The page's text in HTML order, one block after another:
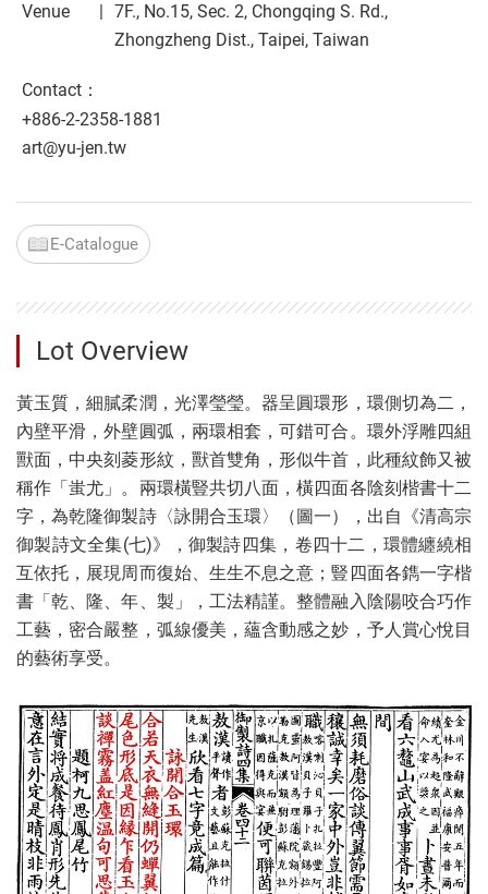
Venue
7F., No.15, Sec. 2, Chongqing S. Rd.,
Zhongzheng Dist., Taipei, Taiwan
Contact：
+886-2-2358-1881
art@yu-jen.tw
E-Catalogue
Lot Overview
黃玉質，細膩柔潤，光澤瑩瑩。器呈圓環形，環側切為二，
內壁平滑，外壁圓弧，兩環相套，可錯可合。環外浮雕四組
獸面，中央刻菱形紋，獸首雙角，形似牛首，此種紋飾又被
稱作「蚩尤」。兩環橫豎共切八面，橫四面各陰刻楷書十二
字，為乾隆御製詩〈詠開合玉環〉（圖一），出自《清高宗
御製詩文全集(七)》，御製詩四集，卷四十二，環體纏繞相
互依托，展現周而復始、生生不息之意；豎四面各鐫一字楷
書「乾、隆、年、製」，工法精謹。整體融入陰陽咬合巧作
工藝，密合嚴整，弧線優美，蘊含動感之妙，予人賞心悅目
的藝術享受。